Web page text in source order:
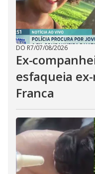
DO R7/07/08/2026
Ex-
esfaqueia
Franca